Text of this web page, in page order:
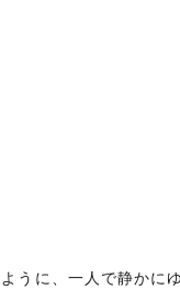
うに、一人で静かに